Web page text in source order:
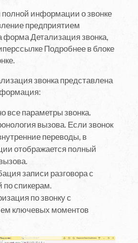
информации о звонке
предприятием
форма Детализация звонка,
Подробнее в блоке
звонка представлена
все параметры звонка.
вызова. Если звонок
переводы, в
отображается полный
записи разговора с
по спикерам.
по звонку с
ключевых моментов